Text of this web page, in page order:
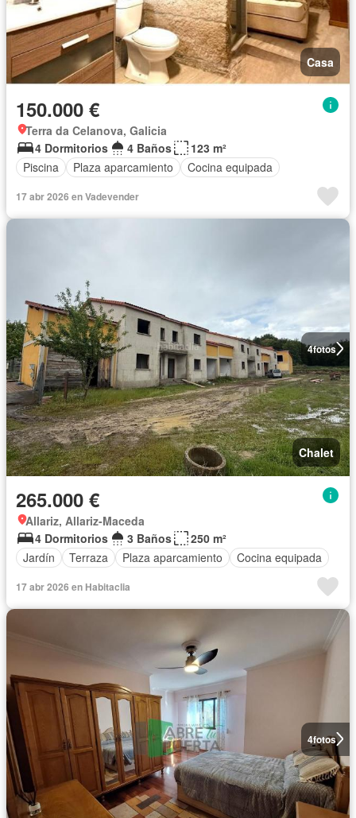
Casa
150.000 €
Terra da Celanova, Galicia
4 Dormitorios
4 Baños
123 m²
Piscina
Plaza aparcamiento Cocina equipada
17 abr 2026 en Vadevender
4fotos
Chalet
265.000 €
Allariz, Allariz-Maceda
4 Dormitorios
3 Baños
250 m²
Jardín
Terraza Plaza aparcamiento Cocina equipada
17 abr 2026 en Habitaclia
4fotos